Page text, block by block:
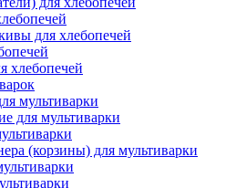
для хлебопечей
хлебопечей
мультиварки
для мультиварки
(корзины) для мультиварки